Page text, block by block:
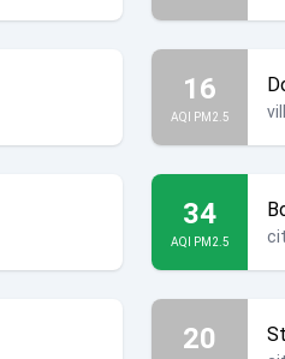
16
AQI PM2.5
34
AQI PM2.5
20